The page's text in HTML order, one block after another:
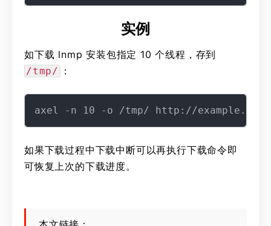
实例
如下载 lnmp 安装包指定 10 个线程，存到
/tmp/ ：
如果下载过程中下载中断可以再执行下载命令即
可恢复上次的下载进度。